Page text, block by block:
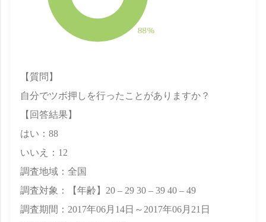
【質問】
自分でツボ押しを行ったことがありますか？
【回答結果】
はい：88
いいえ：12
調査地域：全国
調査対象：【年齢】20 – 29 30 – 39 40 – 49
調査期間：2017年06月14日～2017年06月21日